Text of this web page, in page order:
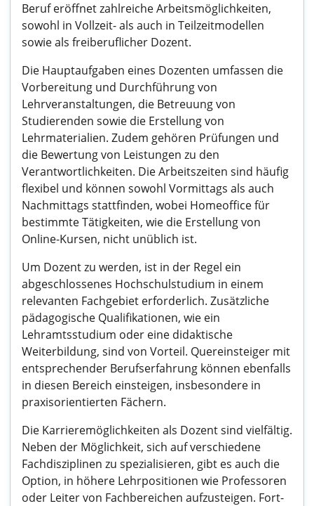
Beruf eröffnet zahlreiche Arbeitsmöglichkeiten,
sowohl in Vollzeit- als auch in Teilzeitmodellen
sowie als freiberuflicher Dozent.
Die Hauptaufgaben eines Dozenten umfassen die
Vorbereitung und Durchführung von
Lehrveranstaltungen, die Betreuung von
Studierenden sowie die Erstellung von
Lehrmaterialien. Zudem gehören Prüfungen und
die Bewertung von Leistungen zu den
Verantwortlichkeiten. Die Arbeitszeiten sind häufig
flexibel und können sowohl Vormittags als auch
Nachmittags stattfinden, wobei Homeoffice für
bestimmte Tätigkeiten, wie die Erstellung von
Online-Kursen, nicht unüblich ist.
Um Dozent zu werden, ist in der Regel ein
abgeschlossenes Hochschulstudium in einem
relevanten Fachgebiet erforderlich. Zusätzliche
pädagogische Qualifikationen, wie ein
Lehramtsstudium oder eine didaktische
Weiterbildung, sind von Vorteil. Quereinsteiger mit
entsprechender Berufserfahrung können ebenfalls
in diesen Bereich einsteigen, insbesondere in
praxisorientierten Fächern.
Die Karrieremöglichkeiten als Dozent sind vielfältig.
Neben der Möglichkeit, sich auf verschiedene
Fachdisziplinen zu spezialisieren, gibt es auch die
Option, in höhere Lehrpositionen wie Professoren
oder Leiter von Fachbereichen aufzusteigen. Fort-